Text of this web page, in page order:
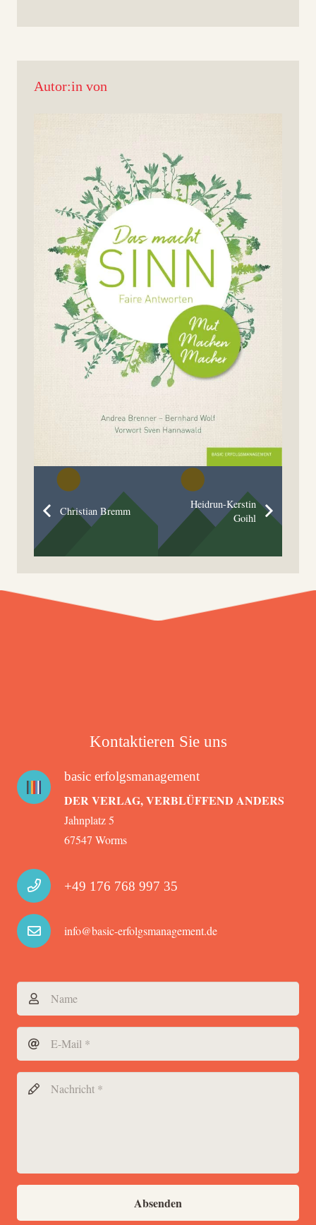
Autor:in von
Christian Bremm
Heidrun-Kerstin
Goihl
Kontaktieren Sie uns
basic erfolgsmanagement
DER VERLAG, VERBLÜFFEND ANDERS
Jahnplatz 5
67547 Worms
+49 176 768 997 35
info@basic-erfolgsmanagement.de
Absenden